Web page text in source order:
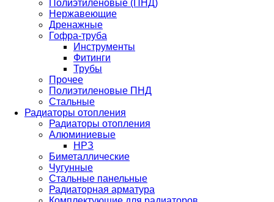
Полиэтиленовые (ПНД)
Нержавеющие
Дренажные
Гофра-труба
Инструменты
Фитинги
Трубы
Прочее
Полиэтиленовые ПНД
Стальные
Радиаторы отопления
Радиаторы отопления
Алюминиевые
НРЗ
Биметаллические
Чугунные
Стальные панельные
Радиаторная арматура